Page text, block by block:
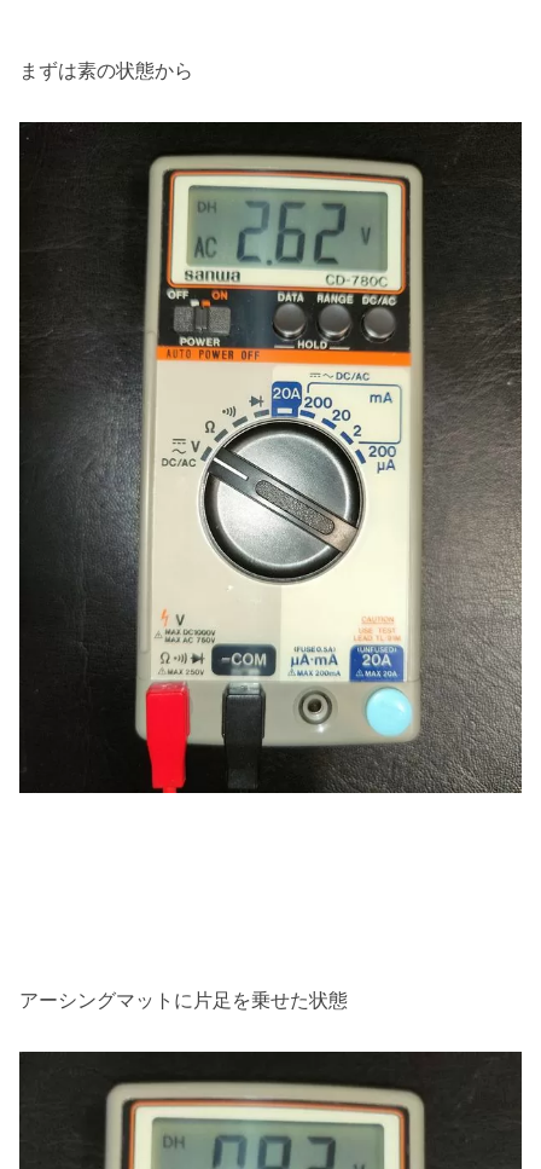
まずは素の状態から
アーシングマットに片足を乗せた状態